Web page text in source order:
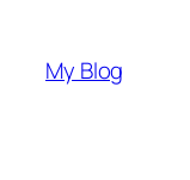
вмісту
My Blog